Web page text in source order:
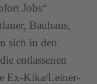
Jobs“
Bauhaus,
sich in den
entlassenen
Ex-Kika/Leiner-